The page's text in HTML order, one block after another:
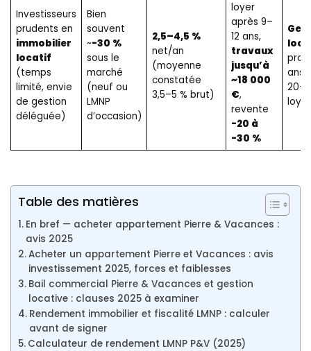
Investisseurs
prudents en
immobilier
locatif
(temps
limité, envie
de gestion
déléguée)
Bien
souvent
~-30 %
sous le
marché
(neuf ou
LMNP
d’occasion)
2,5–4,5 %
net/an
(moyenne
constatée
3,5–5 % brut)
loyer
après 9–
12 ans,
travaux
jusqu’à
~18 000
€,
revente
-20 à
-30 %
pro,
ans,
Table des matières
En bref — acheter appartement Pierre & Vacances :
avis 2025
Acheter un appartement Pierre et Vacances : avis
investissement 2025, forces et faiblesses
Bail commercial Pierre & Vacances et gestion
locative : clauses 2025 à examiner
Rendement immobilier et fiscalité LMNP : calculer
avant de signer
Calculateur de rendement LMNP P&V (2025)